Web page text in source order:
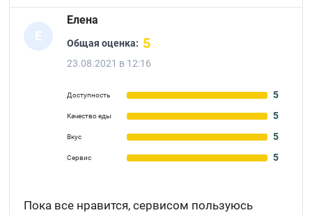
Е
Елена
Общая оценка: 5
23.08.2021 в 12:16
Доступность 5
Качество еды 5
Вкус 5
Сервис 5
Пока все нравится, сервисом пользуюсь